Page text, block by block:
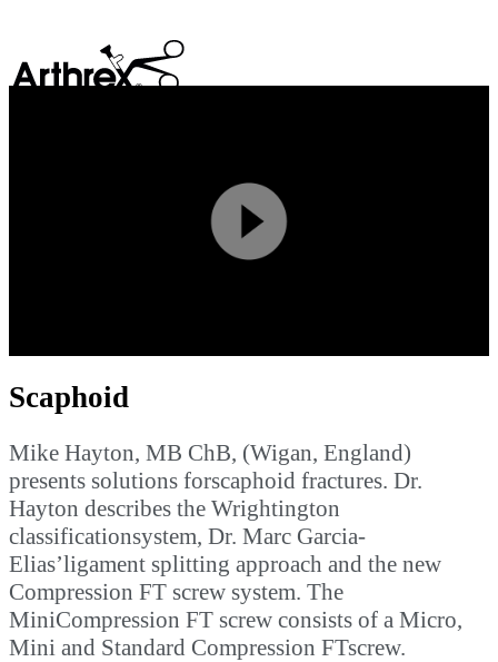
Play
Video
Scaphoid
Mike Hayton, MB ChB, (Wigan, England)
presents solutions forscaphoid fractures. Dr.
Hayton describes the Wrightington
classificationsystem, Dr. Marc Garcia-
Elias’ligament splitting approach and the new
Compression FT screw system. The
MiniCompression FT screw consists of a Micro,
Mini and Standard Compression FTscrew.